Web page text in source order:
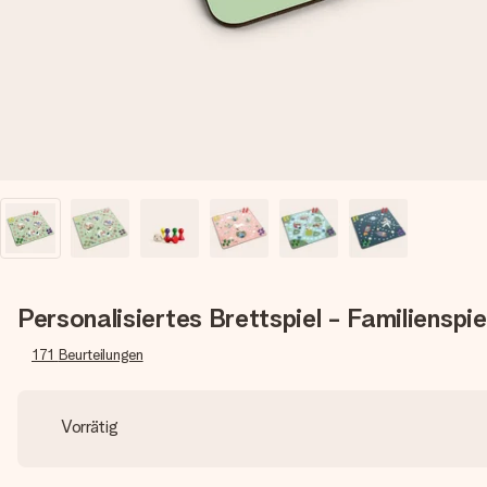
Personalisiertes Brettspiel -
171 Beurteilungen
Vorrätig